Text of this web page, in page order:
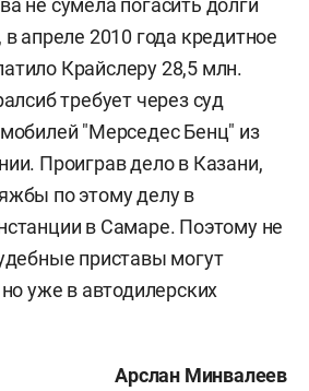
не сумела погасить долги
апреле 2010 года кредитное
Крайслеру 28,5 млн.
требует через суд
"Мерседес Бенц" из
Проиграв дело в Казани,
по этому делу в
в Самаре. Поэтому не
приставы могут
уже в автодилерских
Арслан Минвалеев